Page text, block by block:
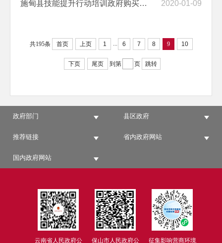
施甸县技能提升行动培训政府购买服务项目三标段（二次）招标公告 2020-01-09
共195条 首页 上页 1 ... 6 7 8 9 10
下页 尾页 到第 页 跳转
政府部门 县区政府
推荐链接 省内政府网站
国内政府网站
云南省人民政府公
保山市人民政府公
征集影响营商环境